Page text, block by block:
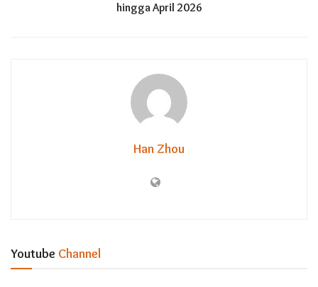
hingga April 2026
Han Zhou
Youtube Channel